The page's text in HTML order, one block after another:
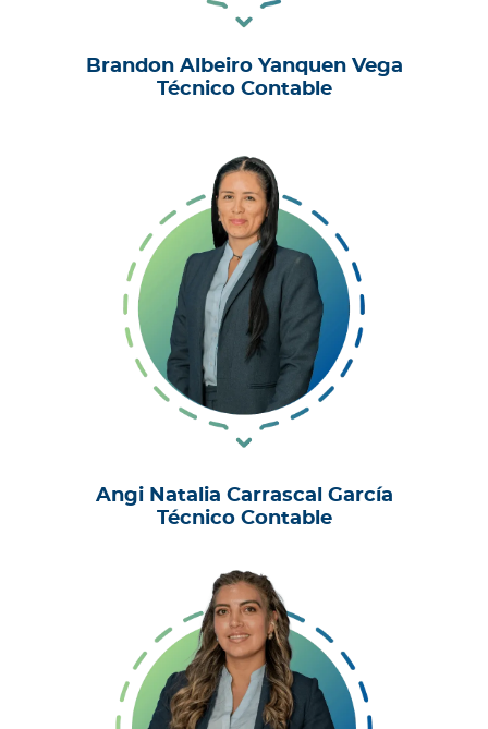
Brandon Albeiro Yanquen Vega
Técnico Contable
Angi Natalia Carrascal García
Técnico Contable